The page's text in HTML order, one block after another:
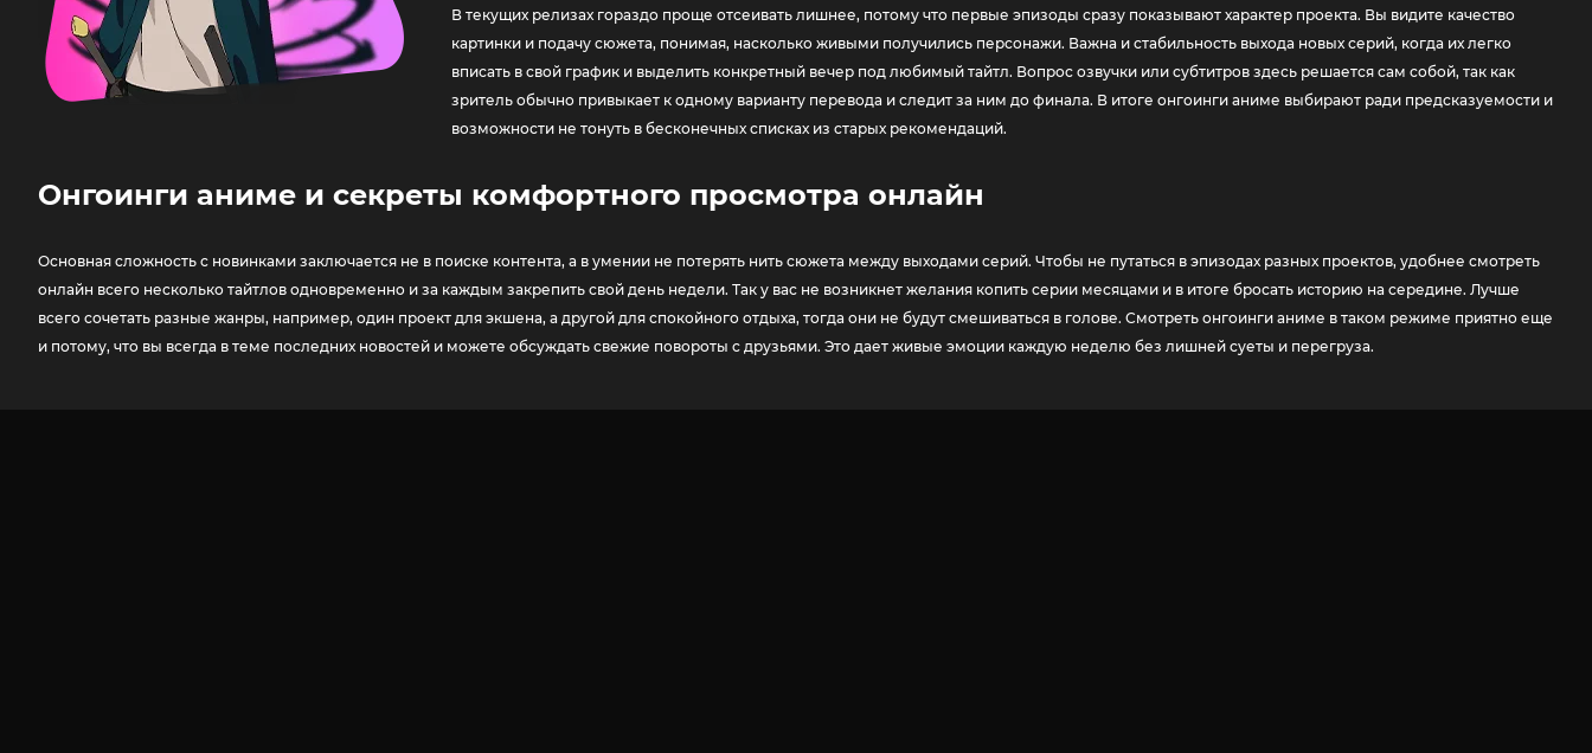
В текущих релизах гораздо проще отсеивать лишнее, потому что первые эпизоды сразу показывают характер проекта. Вы видите качество
картинки и подачу сюжета, понимая, насколько живыми получились персонажи. Важна и стабильность выхода новых серий, когда их легко
вписать в свой график и выделить конкретный вечер под любимый тайтл. Вопрос озвучки или субтитров здесь решается сам собой, так как
зритель обычно привыкает к одному варианту перевода и следит за ним до финала. В итоге онгоинги аниме выбирают ради предсказуемости и
возможности не тонуть в бесконечных списках из старых рекомендаций.
Онгоинги аниме и секреты комфортного просмотра онлайн
Основная сложность с новинками заключается не в поиске контента, а в умении не потерять нить сюжета между выходами серий. Чтобы не путаться в эпизодах разных проектов, удобнее смотреть
онлайн всего несколько тайтлов одновременно и за каждым закрепить свой день недели. Так у вас не возникнет желания копить серии месяцами и в итоге бросать историю на середине. Лучше
всего сочетать разные жанры, например, один проект для экшена, а другой для спокойного отдыха, тогда они не будут смешиваться в голове. Смотреть онгоинги аниме в таком режиме приятно еще
и потому, что вы всегда в теме последних новостей и можете обсуждать свежие повороты с друзьями. Это дает живые эмоции каждую неделю без лишней суеты и перегруза.